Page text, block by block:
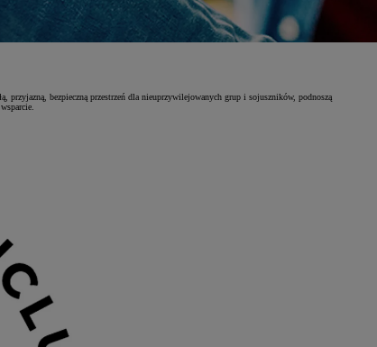
przyjazną, bezpieczną przestrzeń dla nieuprzywilejowanych grup i sojuszników, podnoszą